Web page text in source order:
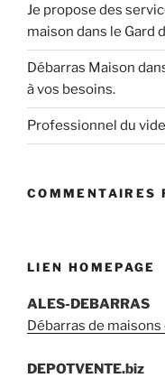
Je propose des
maison dans le Gard
Débarras Maison
à vos besoins.
Professionnel du
COMMENTAIRES
LIEN HOMEPAGE
ALES-DEBARRAS
Débarras de
DEPOTVENTE.biz